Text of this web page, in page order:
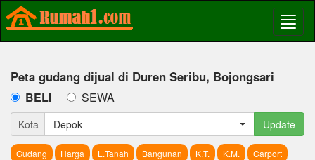
Peta gudang dijual di Duren Seribu, Bojongsari
BELI SEWA
Kota Depok Update
Gudang Harga L.Tanah Bangunan K.T. K.M.
Carport